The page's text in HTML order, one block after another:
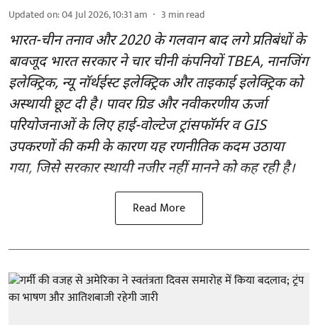
Updated on:04 Jul 2026, 10:31 am 3 min read
भारत-चीन तनाव और 2020 के गलवान बाद लगे प्रतिबंधों के
बावजूद भारत सरकार ने चार चीनी कंपनियों TBEA, नानजिंग
इलेक्ट्रिक, न्यू नॉर्थईस्ट इलेक्ट्रिक और ताइकाई इलेक्ट्रिक को
अस्थायी छूट दी है। पावर ग्रिड और नवीकरणीय ऊर्जा
परियोजनाओं के लिए हाई-वोल्टेज ट्रांसफॉर्मर व GIS
उपकरणों की कमी के कारण यह रणनीतिक कदम उठाया
गया, जिसे सरकार स्थायी नजीर नहीं मानने को कह रही है।
Read More